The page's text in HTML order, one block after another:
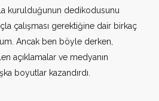
kurulduğunun dedikodusunu
çalışması gerektiğine dair birkaç
Ancak ben böyle derken,
açıklamalar ve medyanın
boyutlar kazandırdı.